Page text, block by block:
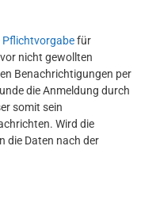
Pflichtvorgabefür
nicht gewollten
Benachrichtigungen per
die Anmeldung durch
somit sein
Wird die
die Daten nach der